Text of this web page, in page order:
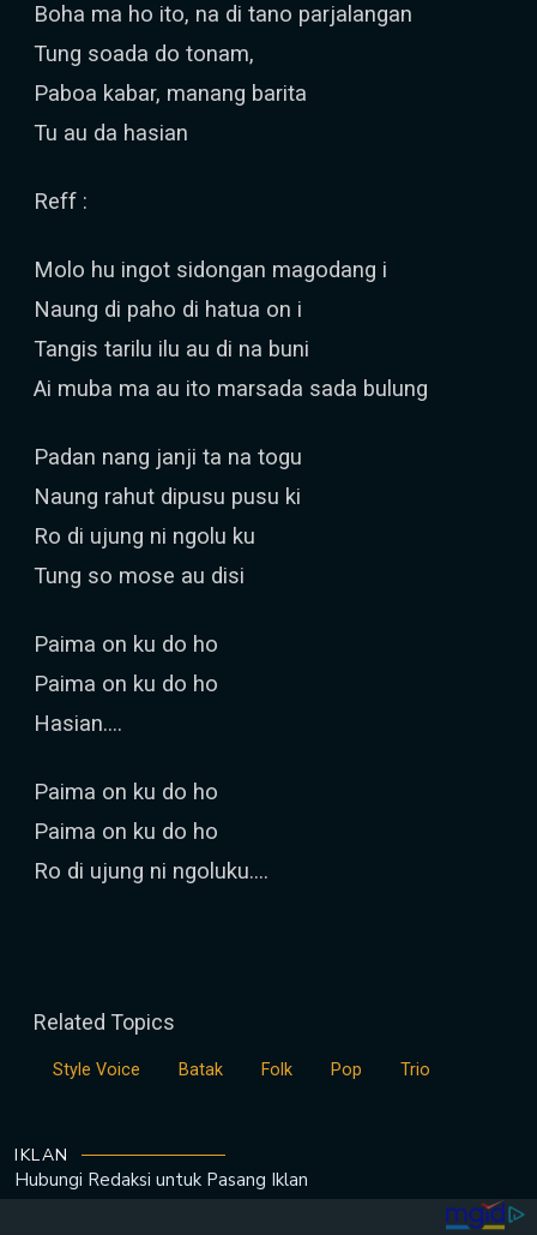
Boha ma ho ito, na di tano parjalangan
Tung soada do tonam,
Paboa kabar, manang barita
Tu au da hasian
Reff :
Molo hu ingot sidongan magodang i
Naung di paho di hatua on i
Tangis tarilu ilu au di na buni
Ai muba ma au ito marsada sada bulung
Padan nang janji ta na togu
Naung rahut dipusu pusu ki
Ro di ujung ni ngolu ku
Tung so mose au disi
Paima on ku do ho
Paima on ku do ho
Hasian....
Paima on ku do ho
Paima on ku do ho
Ro di ujung ni ngoluku....
Related Topics
Style Voice Batak Folk Pop Trio
IKLAN
Hubungi Redaksi untuk Pasang Iklan